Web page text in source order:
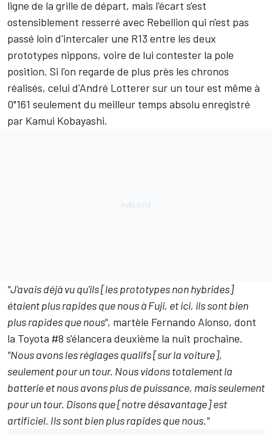
ligne de la grille de départ, mais l'écart s'est
ostensiblement resserré avec Rebellion qui n'est pas
passé loin d'intercaler une R13 entre les deux
prototypes nippons, voire de lui contester la pole
position. Si l'on regarde de plus près les chronos
réalisés, celui d'André Lotterersur un tour est même à
0"161 seulement du meilleur temps absolu enregistré
par Kamui Kobayashi.
"J'avais déjà vu qu'ils [les prototypes non hybrides]
étaient plus rapides que nous à Fuji, et ici, ils sont bien
plus rapides que nous", martèle Fernando Alonso, dont
la Toyota #8 s'élancera deuxième la nuit prochaine.
"Nous avons les réglages qualifs [sur la voiture],
seulement pour un tour. Nous vidons totalement la
batterie et nous avons plus de puissance, mais seulement
pour un tour. Disons que [notre désavantage] est
artificiel. Ils sont bien plus rapides que nous."